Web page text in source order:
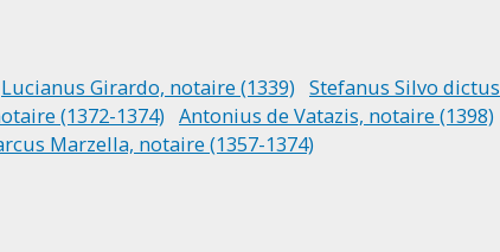
Lucianus Girardo, notaire (1339) Stefanus Silvo dictus
(1372-1374) Antonius de Vatazis, notaire (1398)
Marzella, notaire (1357-1374)